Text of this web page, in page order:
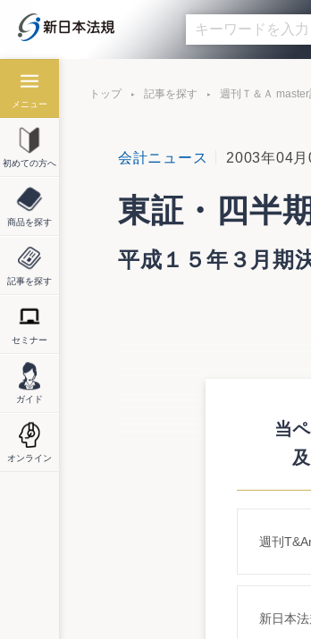
メニュー
初めての方へ
商品を探す
記事を探す
セミナー
ガイド
オンライン
トップ 記事を探す 週刊Ｔ＆Ａ
会計ニュース 2003年04月
東証・四半
平成１５年３月期
平均所要日数は第１四半期
場第一部）の１月８日。ま
http://www.tse.or.jp/news/
当
週刊
新日本